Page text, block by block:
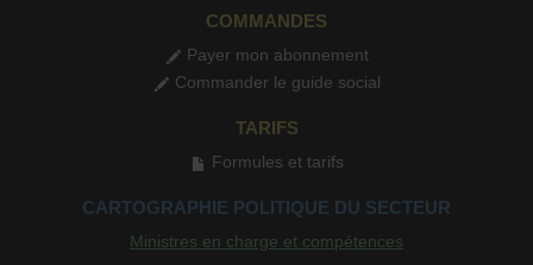
COMMANDES
Payer mon abonnement
Commander le guide social
TARIFS
Formules et tarifs
CARTOGRAPHIE POLITIQUE DU SECTEUR
Ministres en charge et compétences